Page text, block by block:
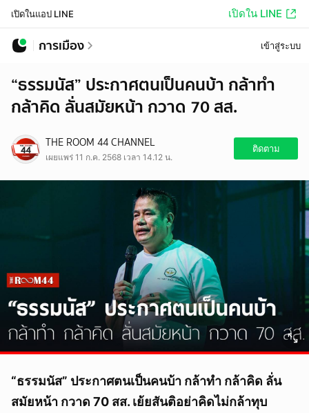
เปิดในแอป LINE เปิดใน LINE
การเมือง เข้าสู่ระบบ
“ธรรมนัส” ประกาศตนเป็นคนบ้า กล้าทำ
กล้าคิด ลั่นสมัยหน้า กวาด 70 สส.
THE ROOM 44 CHANNEL
เผยแพร่ 11 ก.ค. 2568 เวลา 14.12 น.
ติดตาม
“ธรรมนัส” ประกาศตนเป็นคนบ้า กล้าทำ กล้าคิด ลั่น
สมัยหน้า กวาด 70 สส. เย้ยสันติอย่าคิดไม่กล้าทุบ